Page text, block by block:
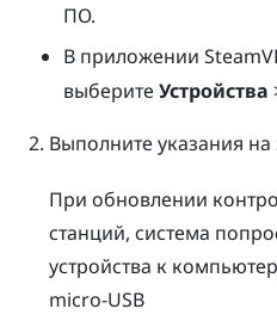
ПО.
В приложении
выберитеУстройства
Выполните указания на
При обновлении
станций, система
устройства к
micro-USB